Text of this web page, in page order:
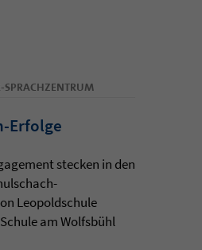
SPRACHZENTRUM
Erfolge
stecken in den
Leopoldschule
am Wolfsbühl